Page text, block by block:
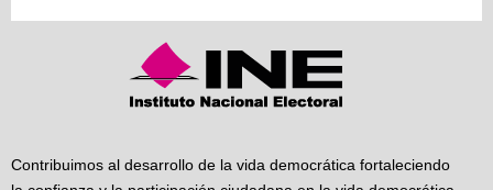
Contribuimos al desarrollo de la vida democrática fortaleciendo